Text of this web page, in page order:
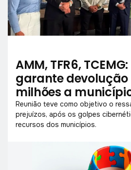
AMM, TFR6,
garante devolução
milhões a
Reunião teve como objetivo o
prejuízos, após os golpes
recursos dos municípios.